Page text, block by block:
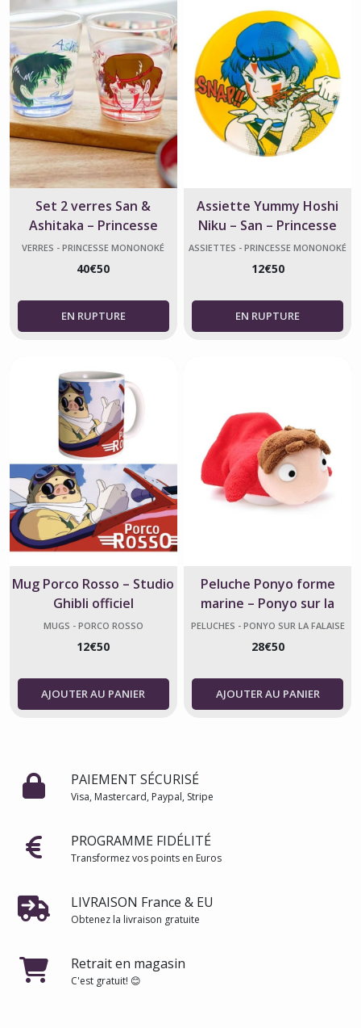
Set 2 verres San &
Ashitaka – Princesse
Mononoké
VERRES - PRINCESSE MONONOKÉ
40€50
Assiette Yummy Hoshi
Niku – San – Princesse
Mononoke – Studio Ghibli
ASSIETTES - PRINCESSE MONONOKÉ
12€50
Mug Porco Rosso – Studio
Ghibli officiel
MUGS - PORCO ROSSO
12€50
AJOUTER AU PANIER
Peluche Ponyo forme
marine – Ponyo sur la
falaise officiel
PELUCHES - PONYO SUR LA FALAISE
28€50
AJOUTER AU PANIER
PAIEMENT SÉCURISÉ
Visa, Mastercard, Paypal, Stripe
PROGRAMME FIDÉLITÉ
Transformez vos points en Euros
LIVRAISON France & EU
Obtenez la livraison gratuite
Retrait en magasin
C'est gratuit! 😊